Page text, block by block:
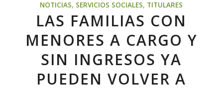
NOTICIAS, SERVICIOS SOCIALES, TITULARES
LAS FAMILIAS CON
MENORES A CARGO Y
SIN INGRESOS YA
PUEDEN VOLVER A